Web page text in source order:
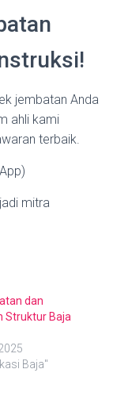
jembatan Anda
ahli kami
terbaik.
mitra
dan
Struktur Baja
Baja"